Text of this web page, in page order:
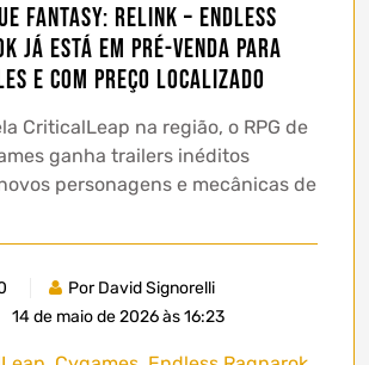
Fantasy: Relink – Endless
já está em pré-venda para
e com preço localizado
CriticalLeap na região, o RPG de
ganha trailers inéditos
personagens e mecânicas de
Por David Signorelli
14 de maio de 2026 às 16:23